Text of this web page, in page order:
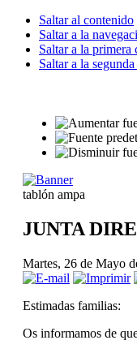
Saltar al contenido
Saltar a la
Saltar a la primera
Saltar a la
tablón ampa
JUNTA
Martes, 26 de Mayo
Estimadas familias:
Os informamos de